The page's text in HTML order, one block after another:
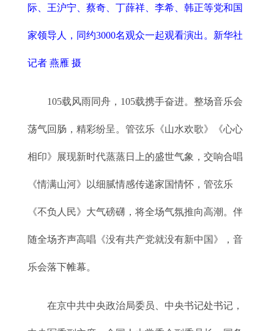
际、王沪宁、蔡奇、丁薛祥、李希、韩正等党和国
家领导人，同约3000名观众一起观看演出。新华社
记者 燕雁 摄
105载风雨同舟，105载携手奋进。整场音乐会
荡气回肠，精彩纷呈。管弦乐《山水欢歌》《心心
相印》展现新时代蒸蒸日上的盛世气象，交响合唱
《情满山河》以细腻情感传递家国情怀，管弦乐
《不负人民》大气磅礴，将全场气氛推向高潮。伴
随全场齐声高唱《没有共产党就没有新中国》，音
乐会落下帷幕。
在京中共中央政治局委员、中央书记处书记，